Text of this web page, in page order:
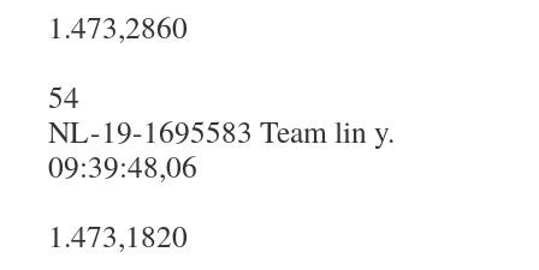
1.473,2860
54
NL-19-1695583 Team lin y.
09:39:48,06
1.473,1820